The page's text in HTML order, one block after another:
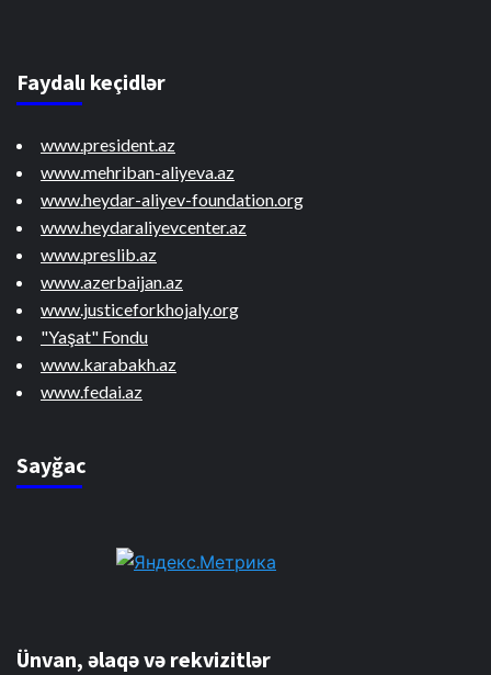
Faydalı keçidlər
www.president.az
www.mehriban-aliyeva.az
www.heydar-aliyev-foundation.org
www.heydaraliyevcenter.az
www.preslib.az
www.azerbaijan.az
www.justiceforkhojaly.org
"Yaşat" Fondu
www.karabakh.az
www.fedai.az
Sayğac
Ünvan, əlaqə və rekvizitlər